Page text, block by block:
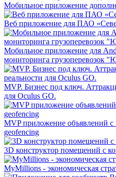
Мобильное приложение
Веб приложение для ПАО
Мобильное приложение для
мониторинга грузоперевозок
MVP. Бизнес под ключ.
для Oculus GO.
MVP приложение объявлений
geofencing
3D конструктор помещений с
MyMillions - экономическая